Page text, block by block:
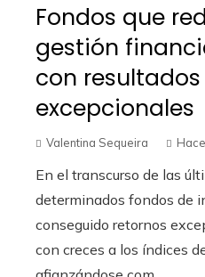
Fondos que
gestión
con resultados
excepcionales
Valentina Sequeira
En el transcurso de las
determinados fondos de
conseguido retornos
con creces a los índices